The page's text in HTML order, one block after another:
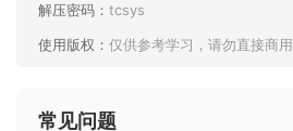
解压密码： tcsys
使用版权： 仅供参考学习，请勿直接商用
常见问题